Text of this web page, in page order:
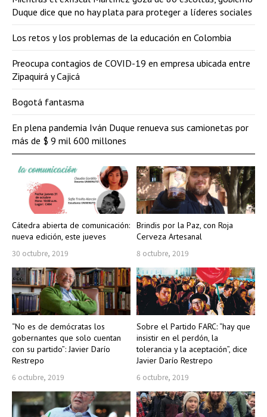
Cátedra abierta de comunicación:
nueva edición, este jueves
30 octubre, 2019
Brindis por la Paz, con Roja
Cerveza Artesanal
8 octubre, 2019
“No es de demócratas los
gobernantes que solo cuentan
con su partido”: Javier Darío
Restrepo
6 octubre, 2019
Sobre el Partido FARC: “hay que
insistir en el perdón, la
tolerancia y la aceptación”, dice
Javier Darío Restrepo
6 octubre, 2019
Duque dice que no hay plata para proteger a líderes sociales
Los retos y los problemas de la educación en Colombia
Preocupa contagios de COVID-19 en empresa ubicada entre
Zipaquirá y Cajicá
Bogotá fantasma
En plena pandemia Iván Duque renueva sus camionetas por
más de $ 9 mil 600 millones